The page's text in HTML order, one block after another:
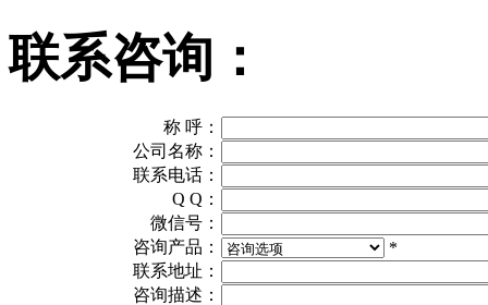
联系咨询：
称 呼：
公司名称：
联系电话：
Q Q：
微信号：
咨询产品：
*
联系地址：
咨询描述：